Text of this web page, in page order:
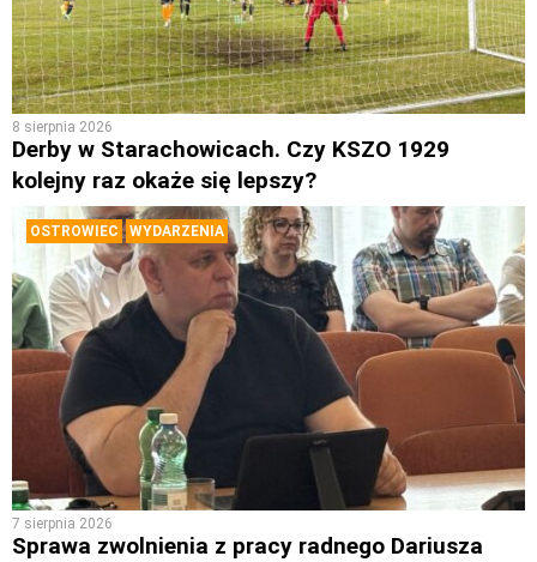
8 sierpnia 2026
Derby w Starachowicach. Czy KSZO 1929
kolejny raz okaże się lepszy?
OSTROWIEC WYDARZENIA
7 sierpnia 2026
Sprawa zwolnienia z pracy radnego Dariusza